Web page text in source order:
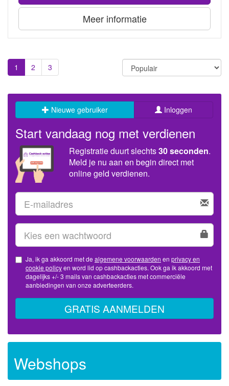
Meer informatie
1 2 3
Nieuwe gebruiker Inloggen
Start vandaag nog met verdienen
Registratie duurt slechts30 seconden.
Meld je nu aan en begin direct met
online geld verdienen.
Ja, ik ga akkoord met de algemene voorwaarden en privacy en
cookie policy
dagelijks +/- 3 mails van cashbackacties met commerciële
aanbiedingen van onze adverteerders.
GRATIS AANMELDEN
Webshops